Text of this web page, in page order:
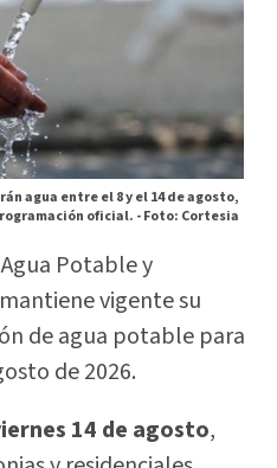
agua entre el 8 y el 14 de agosto,
oficial. -Foto: Cortesia
Potable y
vigente su
de agua potable para
de 2026.
14 de agosto,